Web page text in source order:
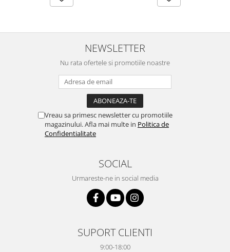
NEWSLETTER
Nu rata ofertele si promotiile noastre
Vreau sa primesc newsletter cu promotiile
magazinului. Afla mai multe in Politica de
Confidentialitate
SOCIAL
Urmareste-ne in social media
SUPORT CLIENTI
9:00-18:00